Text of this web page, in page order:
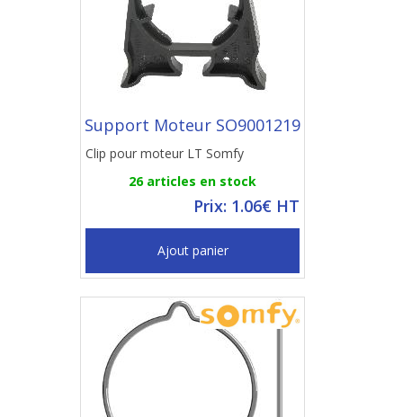
Support Moteur SO9001219
Clip pour moteur LT Somfy
26 articles en stock
Prix: 1.06€ HT
Ajout panier